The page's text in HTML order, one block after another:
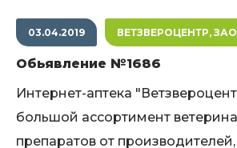
03.04.2019 ВЕТЗВЕРОЦЕНТР, ЗАО
Обьявление №1686
Интернет-аптека
большой ассортимент
препаратов от